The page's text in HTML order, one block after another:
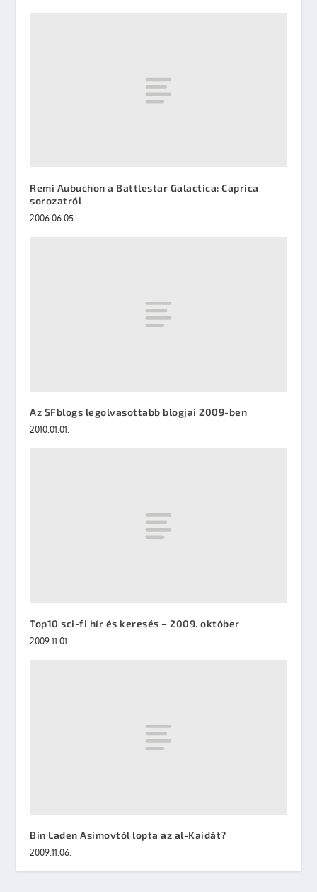
Remi Aubuchon a Battlestar Galactica: Caprica
sorozatról
2006.06.05.
Az SFblogs legolvasottabb blogjai 2009-ben
2010.01.01.
Top10 sci-fi hír és keresés – 2009. október
2009.11.01.
Bin Laden Asimovtól lopta az al-Kaidát?
2009.11.06.